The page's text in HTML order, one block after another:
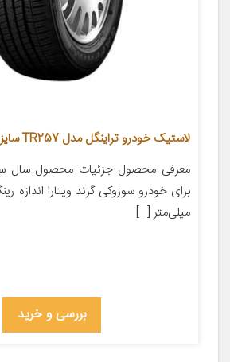
لاستیک خودرو تراینگل مدل TR257 سایز 225/65R17
میلی‌متر […]
بررسی و خرید